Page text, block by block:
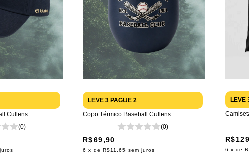
Cullens
(0)
LEVE 3 PAGUE 2
Copo Térmico Baseball Cullens
(0)
R$69,90
6 x de R$11,65 sem juros
LEVE
6 x de